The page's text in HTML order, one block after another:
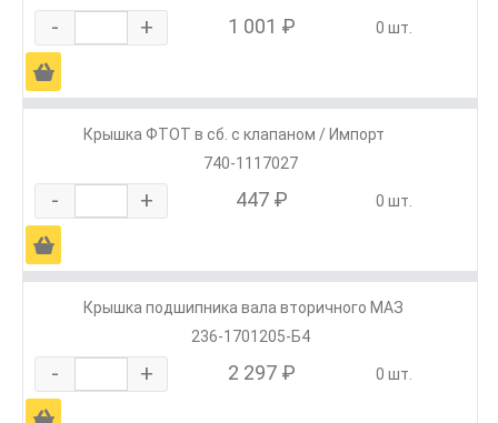
- + 1 001 ₽ 0 шт.
Ä
Крышка ФТОТ в сб. с клапаном / Импорт
740-1117027
- + 447 ₽ 0 шт.
Ä
Крышка подшипника вала вторичного МАЗ
236-1701205-Б4
- + 2 297 ₽ 0 шт.